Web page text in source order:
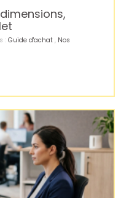
: Guide d'achat , Nos